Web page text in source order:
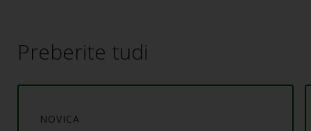
Preberite tudi
NOVICA